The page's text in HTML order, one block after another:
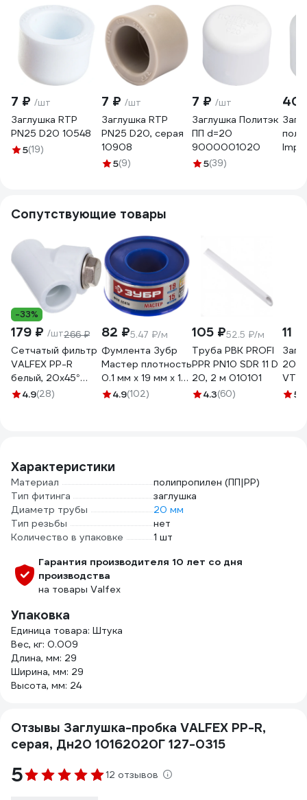
7 ₽ /шт
Заглушка RTP
PN25 D20 10548
5(19)
7 ₽ /шт
Заглушка RTP
PN25 D20, серая
10908
5(9)
7 ₽ /шт
Заглушка Политэк
ПП d=20
9000001020
5(39)
Сопутствующие товары
-33%
179 ₽ /шт266 ₽
Сетчатый фильтр
VALFEX PP-R
белый, 20х45°
10141020 036-
4.9(28)
82 ₽5.47 ₽/м
Фумлента Зубр
Мастер плотность
0.1 мм х 19 мм х 15
м 12373-19-025
4.9(102)
105 ₽52.5 ₽/м
Труба РВК PROFI
PPR PN10 SDR 11 D
20, 2 м 010101
4.3(60)
11 ₽
5
Характеристики
Материал
полипропилен (ПП|PP)
Тип фитинга
заглушка
Диаметр трубы
20 мм
Тип резьбы
нет
Количество в упаковке
1 шт
Гарантия производителя 10 лет со дня
производства
на товары Valfex
Упаковка
Единица товара: Штука
Вес, кг: 0.009
Длина, мм: 29
Ширина, мм: 29
Высота, мм: 24
Отзывы Заглушка-пробка VALFEX PP-R,
серая, Дн20 10162020Г 127-0315
5 12 отзывов